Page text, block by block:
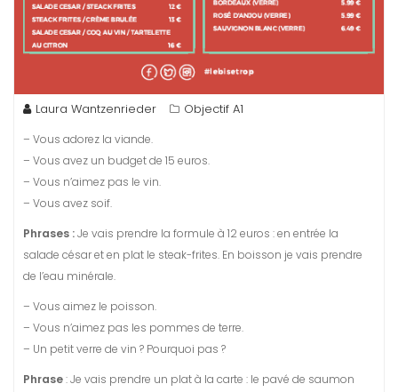
Laura Wantzenrieder Objectif A1
– Vous adorez la viande.
– Vous avez un budget de 15 euros.
– Vous n’aimez pas le vin.
– Vous avez soif.
Phrases :Je vais prendre la formule à 12 euros : en entrée la
salade césar et en plat le steak-frites. En boisson je vais prendre
de l’eau minérale.
– Vous aimez le poisson.
– Vous n’aimez pas les pommes de terre.
– Un petit verre de vin ? Pourquoi pas ?
Phrase: Je vais prendre un plat à la carte : le pavé de saumon